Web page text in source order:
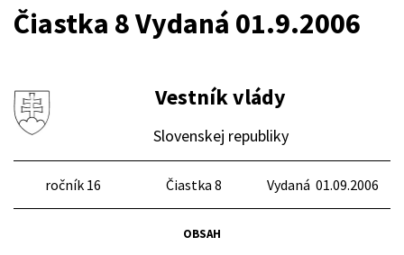
Čiastka 8 Vydaná 01.9.2006
Vestník vlády
Slovenskej republiky
ročník 16 Čiastka 8 Vydaná 01.09.2006
OBSAH